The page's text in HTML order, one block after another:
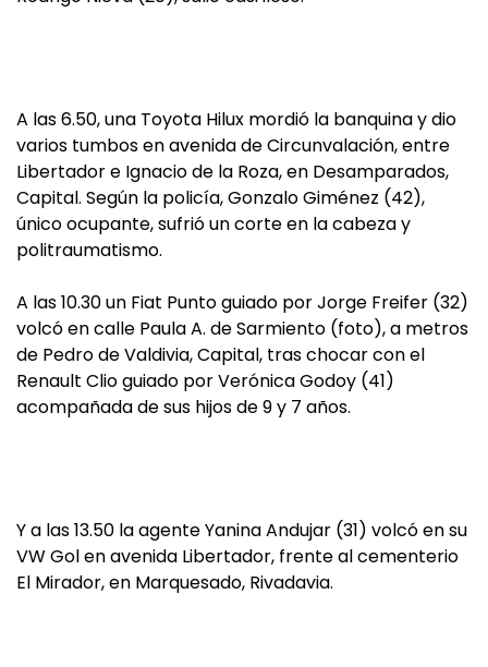
A las 6.50, una Toyota Hilux mordió la banquina y dio
varios tumbos en avenida de Circunvalación, entre
Libertador e Ignacio de la Roza, en Desamparados,
Capital. Según la policía, Gonzalo Giménez (42),
único ocupante, sufrió un corte en la cabeza y
politraumatismo.
A las 10.30 un Fiat Punto guiado por Jorge Freifer (32)
volcó en calle Paula A. de Sarmiento (foto), a metros
de Pedro de Valdivia, Capital, tras chocar con el
Renault Clio guiado por Verónica Godoy (41)
acompañada de sus hijos de 9 y 7 años.
Y a las 13.50 la agente Yanina Andujar (31) volcó en su
VW Gol en avenida Libertador, frente al cementerio
El Mirador, en Marquesado, Rivadavia.